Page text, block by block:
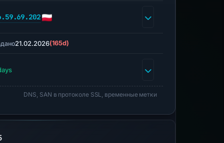
21.02.2026(165d)
DNS, SAN в протоколе SSL, временные метки